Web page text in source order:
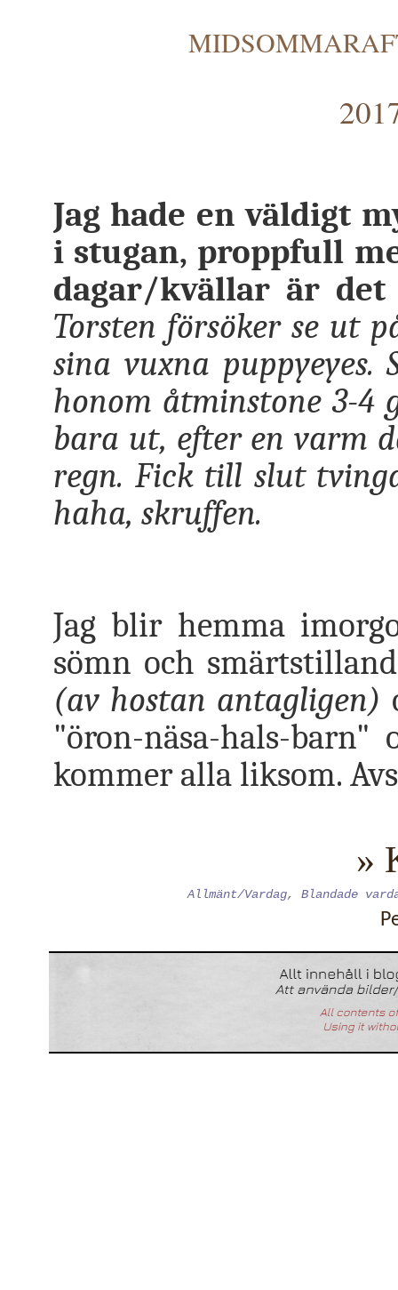
Jag hade en väldigt
i stugan, proppfull
dagar/kvällar är det
Torsten försöker se ut
sina vuxna
honom åtminstone 3-4
bara ut, efter en varm
regn. Fick till slut
haha, skruffen.
Jag blir hemma
sömn och
(av hostan antagligen)
"öron-näsa-hals-
kommer alla liksom.
»
Allmänt/Vardag, Blandade